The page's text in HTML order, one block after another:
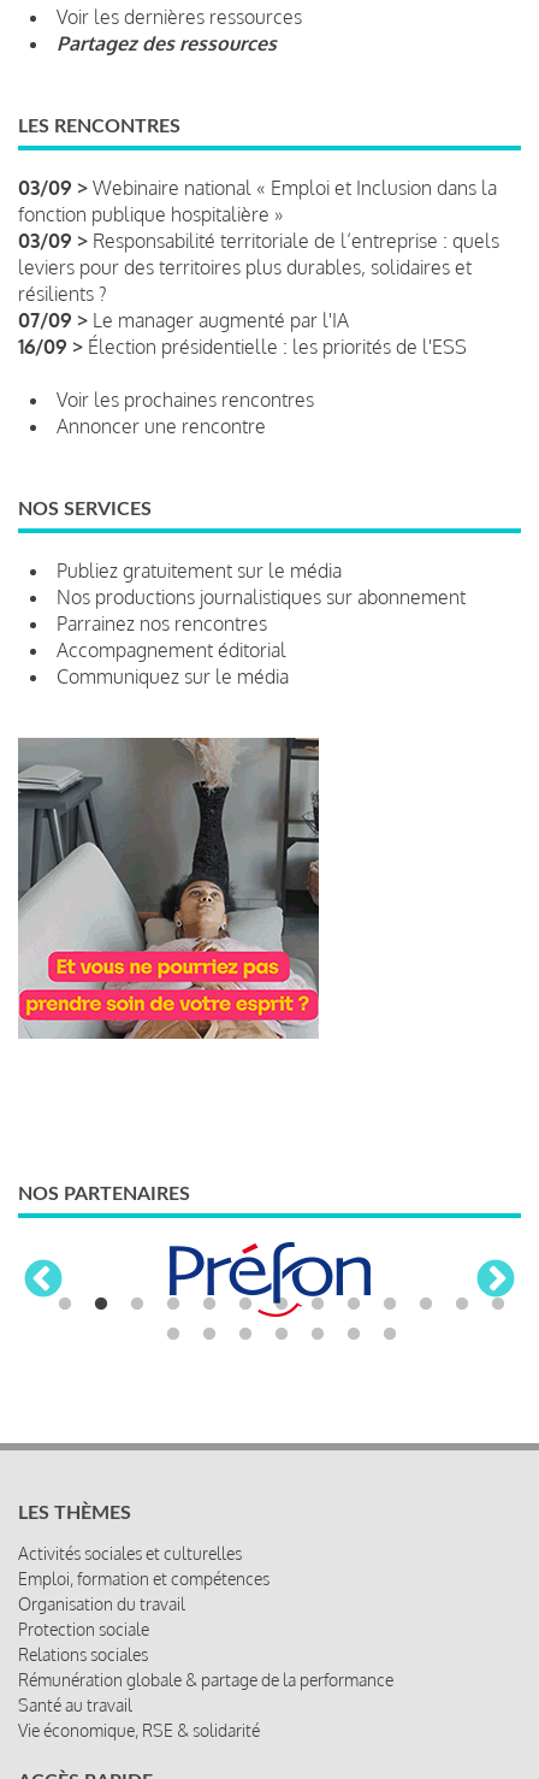
Voir les dernières ressources
Partagez des ressources
LES RENCONTRES
03/09 > Webinaire national « Emploi et Inclusion dans la
fonction publique hospitalière »
03/09 > Responsabilité territoriale de l’entreprise : quels
leviers pour des territoires plus durables, solidaires et
résilients ?
07/09 > Le manager augmenté par l'IA
16/09 > Élection présidentielle : les priorités de l'ESS
Voir les prochaines rencontres
Annoncer une rencontre
NOS SERVICES
Publiez gratuitement sur le média
Nos productions journalistiques sur abonnement
Parrainez nos rencontres
Accompagnement éditorial
Communiquez sur le média
NOS PARTENAIRES
LES THÈMES
Activités sociales et culturelles
Emploi, formation et compétences
Organisation du travail
Protection sociale
Relations sociales
Rémunération globale & partage de la performance
Santé au travail
Vie économique, RSE & solidarité